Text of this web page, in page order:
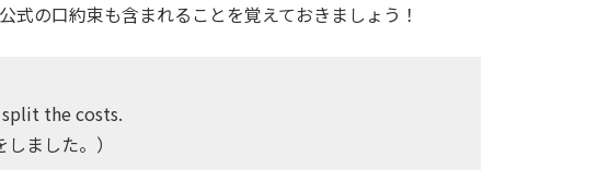
式の口約束も含まれることを覚えておきましょう！
the costs.
ました。）